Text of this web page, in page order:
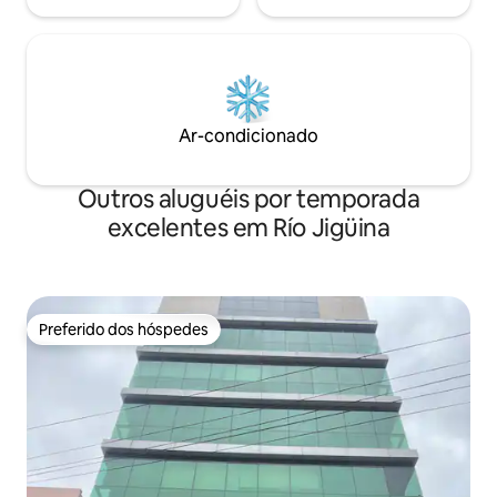
Ar-condicionado
Outros aluguéis por temporada
excelentes em Río Jigüina
Preferido dos hóspedes
Preferido dos hóspedes